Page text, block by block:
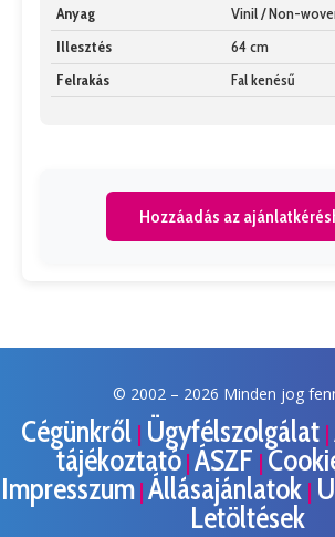
Anyag
Vinil / Non-
Illesztés
64 cm
Felrakás
Fal kenésű
Hozzáadás az
© 2002 – 2026 Minden jog
Cégünkről | Ügyfélszolgálat |
tájékoztató | ÁSZF |
Impresszum| Állásajánlatok |
Letöltések